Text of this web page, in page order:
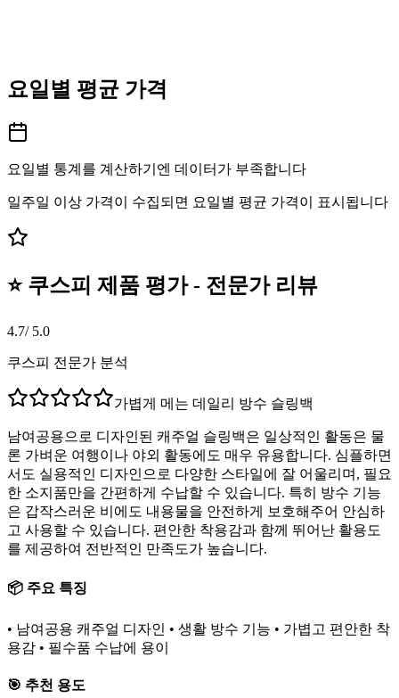
요일별 평균 가격
요일별 통계를 계산하기엔 데이터가 부족합니다
일주일 이상 가격이 수집되면 요일별 평균 가격이 표시됩니다
⭐ 쿠스피 제품 평가 - 전문가 리뷰
4.7/ 5.0
쿠스피 전문가 분석
가볍게 메는 데일리 방수 슬링백
남여공용으로 디자인된 캐주얼 슬링백은 일상적인 활동은 물
론 가벼운 여행이나 야외 활동에도 매우 유용합니다. 심플하면
서도 실용적인 디자인으로 다양한 스타일에 잘 어울리며, 필요
한 소지품만을 간편하게 수납할 수 있습니다. 특히 방수 기능
은 갑작스러운 비에도 내용물을 안전하게 보호해주어 안심하
고 사용할 수 있습니다. 편안한 착용감과 함께 뛰어난 활용도
를 제공하여 전반적인 만족도가 높습니다.
📦 주요 특징
• 남여공용 캐주얼 디자인 • 생활 방수 기능 • 가볍고 편안한 착
용감 • 필수품 수납에 용이
🎯 추천 용도